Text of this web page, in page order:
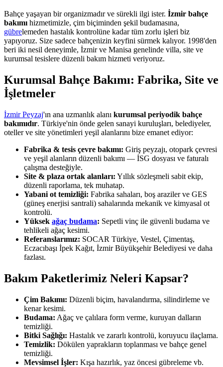
Bahçe yaşayan bir organizmadır ve sürekli ilgi ister. İzmir bahçe
bakımı hizmetimizle, çim biçiminden şekil budamasına,
gübrelemeden hastalık kontrolüne kadar tüm zorlu işleri biz
yapıyoruz. Size sadece bahçenizin keyfini sürmek kalıyor. 1998'den
beri iki nesil deneyimle, İzmir ve Manisa genelinde villa, site ve
kurumsal tesislere düzenli bakım hizmeti veriyoruz.
Kurumsal Bahçe Bakımı: Fabrika, Site ve
İşletmeler
İzmir Peyzaj'ın ana uzmanlık alanı kurumsal periyodik bahçe
bakımıdır. Türkiye'nin önde gelen sanayi kuruluşları, belediyeler,
oteller ve site yönetimleri yeşil alanlarını bize emanet ediyor:
Fabrika & tesis çevre bakımı: Giriş peyzajı, otopark çevresi
ve yeşil alanların düzenli bakımı — İSG dosyası ve faturalı
çalışma desteğiyle.
Site & plaza ortak alanları: Yıllık sözleşmeli sabit ekip,
düzenli raporlama, tek muhatap.
Yabani ot temizliği: Fabrika sahaları, boş araziler ve GES
(güneş enerjisi santrali) sahalarında mekanik ve kimyasal ot
kontrolü.
Yüksek ağaç budama: Sepetli vinç ile güvenli budama ve
tehlikeli ağaç kesimi.
Referanslarımız: SOCAR Türkiye, Vestel, Çimentaş,
Eczacıbaşı İpek Kağıt, İzmir Büyükşehir Belediyesi ve daha
fazlası.
Bakım Paketlerimiz Neleri Kapsar?
Çim Bakımı: Düzenli biçim, havalandırma, silindirleme ve
kenar kesimi.
Budama: Ağaç ve çalılara form verme, kuruyan dalların
temizliği.
Bitki Sağlığı: Hastalık ve zararlı kontrolü, koruyucu ilaçlama.
Temizlik: Dökülen yaprakların toplanması ve bahçe genel
temizliği.
Mevsimsel İşler: Kışa hazırlık, yaz öncesi gübreleme vb.